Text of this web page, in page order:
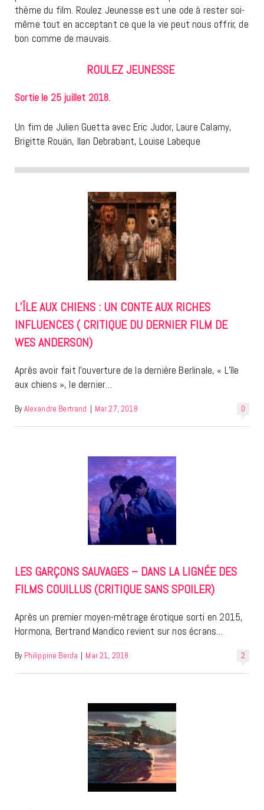
thème du film. Roulez Jeunesse est une ode à rester soi-
même tout en acceptant ce que la vie peut nous offrir, de
bon comme de mauvais.
ROULEZ JEUNESSE
Sortie le 25 juillet 2018.
Un fim de Julien Guetta avec Eric Judor, Laure Calamy,
Brigitte Rouän, Ilan Debrabant, Louise Labeque
L’ÎLE AUX CHIENS : UN CONTE AUX RICHES
INFLUENCES ( CRITIQUE DU DERNIER FILM DE
WES ANDERSON)
Après avoir fait l’ouverture de la dernière Berlinale, « L’île
aux chiens », le dernier…
0
By Alexandre Bertrand | Mar 27, 2018
LES GARÇONS SAUVAGES – DANS LA LIGNÉE DES
FILMS COUILLUS (CRITIQUE SANS SPOILER)
Après un premier moyen-métrage érotique sorti en 2015,
Hormona, Bertrand Mandico revient sur nos écrans…
2
By Philippine Berda | Mar 21, 2018